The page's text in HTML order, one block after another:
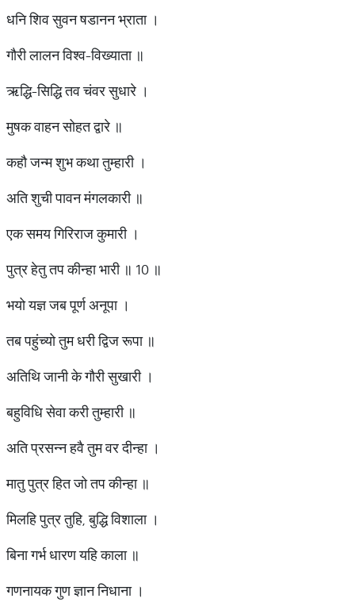
धनि शिव सुवन षडानन भ्राता ।
गौरी लालन विश्व-विख्याता ॥
ऋद्धि-सिद्धि तव चंवर सुधारे ।
मुषक वाहन सोहत द्वारे ॥
कहौ जन्म शुभ कथा तुम्हारी ।
अति शुची पावन मंगलकारी ॥
एक समय गिरिराज कुमारी ।
पुत्र हेतु तप कीन्हा भारी ॥ 10 ॥
भयो यज्ञ जब पूर्ण अनूपा ।
तब पहुंच्यो तुम धरी द्विज रूपा ॥
अतिथि जानी के गौरी सुखारी ।
बहुविधि सेवा करी तुम्हारी ॥
अति प्रसन्न हवै तुम वर दीन्हा ।
मातु पुत्र हित जो तप कीन्हा ॥
मिलहि पुत्र तुहि, बुद्धि विशाला ।
बिना गर्भ धारण यहि काला ॥
गणनायक गुण ज्ञान निधाना ।